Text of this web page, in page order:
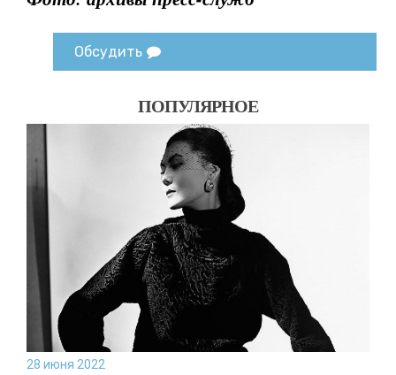
Обсудить
ПОПУЛЯРНОЕ
28 июня 2022